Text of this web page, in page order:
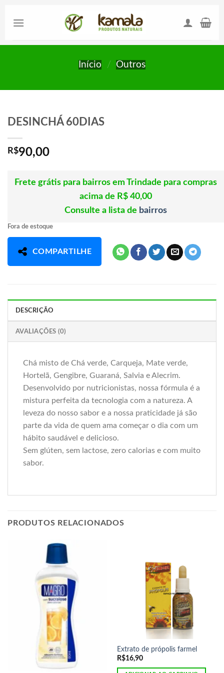
Início / Outros
DESINCHÁ 60DIAS
R$90,00
Frete grátis para bairros em Trindade para compras
acima de R$ 40,00
Consulte a lista de bairros
Fora de estoque
COMPARTILHE
DESCRIÇÃO
AVALIAÇÕES (0)
Chá misto de Chá verde, Carqueja, Mate verde,
Hortelã, Gengibre, Guaraná, Salvia e Alecrim.
Desenvolvido por nutricionistas, nossa fórmula é a
mistura perfeita da tecnologia com a natureza. A
leveza do nosso sabor e a nossa praticidade já são
parte da vida de quem ama começar o dia com um
hábito saudável e delicioso.
Sem glúten, sem lactose, zero calorias e com muito
sabor.
PRODUTOS RELACIONADOS
Extrato de própolis farmel
R$16,90